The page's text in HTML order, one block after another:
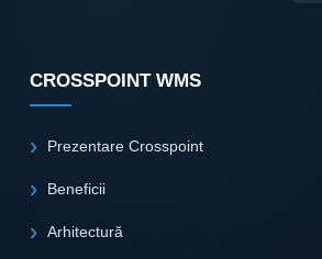
CROSSPOINT WMS
Prezentare Crosspoint
Beneficii
Arhitectură